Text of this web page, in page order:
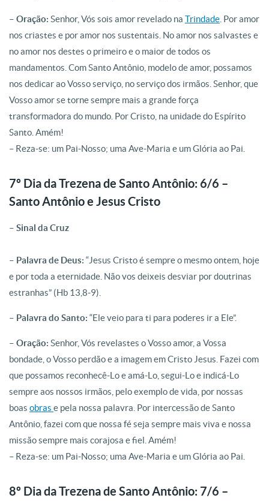
– Oração: Senhor, Vós sois amor revelado na Trindade . Por amor
nos criastes e por amor nos sustentais. No amor nos salvastes e
no amor nos destes o primeiro e o maior de todos os
mandamentos. Com Santo Antônio, modelo de amor, possamos
nos dedicar ao Vosso serviço, no serviço dos irmãos. Senhor, que
Vosso amor se torne sempre mais a grande força
transformadora do mundo. Por Cristo, na unidade do Espírito
Santo. Amém!
– Reza-se: um Pai-Nosso; uma Ave-Maria e um Glória ao Pai.
7º Dia da Trezena de Santo Antônio: 6/6 –
Santo Antônio e Jesus Cristo
– Sinal da Cruz
– Palavra de Deus: “Jesus Cristo é sempre o mesmo ontem, hoje
e por toda a eternidade. Não vos deixeis desviar por doutrinas
estranhas” (Hb 13,8-9).
– Palavra do Santo: “Ele veio para ti para poderes ir a Ele”.
– Oração: Senhor, Vós revelastes o Vosso amor, a Vossa
bondade, o Vosso perdão e a imagem em Cristo Jesus. Fazei com
que possamos reconhecê-Lo e amá-Lo, segui-Lo e indicá-Lo
sempre aos nossos irmãos, pelo exemplo de vida, por nossas
boas obras e pela nossa palavra. Por intercessão de Santo
Antônio, fazei com que nossa fé seja sempre mais viva e nossa
missão sempre mais corajosa e fiel. Amém!
– Reza-se: um Pai-Nosso; uma Ave-Maria e um Glória ao Pai.
8º Dia da Trezena de Santo Antônio: 7/6 –